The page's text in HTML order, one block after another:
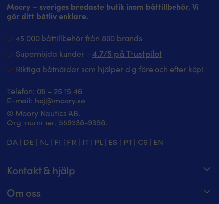
Moory – sveriges bredaste butik inom båttillbehör. Vi
gör ditt båtliv enklare.
45 000 båttillbehör från 800 brands
Supernöjda kunder – 4.7/5 på Trustpilot
Riktiga båtnördar som hjälper dig före och efter köp!
Telefon: 08 – 25 15 46
E-mail: hej@moory.se
© Moory Nautics AB.
Org. nummer: 5‍59238-9398.
DA | DE | NL| FI | FR | IT| PL| ES | PT| CS | EN
Kontakt & hjälp
Om oss